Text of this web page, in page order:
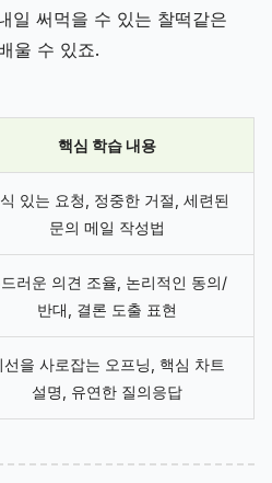
일 써먹을 수 있는 찰떡같은
울 수 있죠.
핵심 학습 내용
있는 요청, 정중한 거절, 세련된
문의 메일 작성법
러운 의견 조율, 논리적인 동의/
반대, 결론 도출 표현
선을 사로잡는 오프닝, 핵심 차트
설명, 유연한 질의응답